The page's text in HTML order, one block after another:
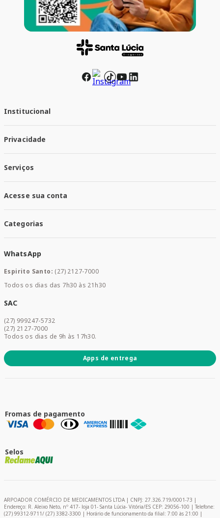
Institucional
Trabalhe conosco
Responsabilidade Social
Nossas Lojas
Privacidade
Política de Entrega
Trocas e Devoluções
Serviços
Santa Mais Exames
Santa Mais Serviços
Santa Mais Convenios
Acesse sua conta
Meus Pedidos
Categorias
Saúde e Bem-estar
Mamães e Bebê
Dermocosméticos
Promoções
WhatsApp
Espirito Santo: (27) 2127-7000
Todos os dias das 7h30 às 21h30
SAC
(27) 999247-5732
(27) 2127-7000
Todos os dias de 9h às 17h30.
Apps de entrega
Fromas de pagamento
Selos
ARPOADOR COMÉRCIO DE MEDICAMENTOS LTDA | CNPJ: 27.326.719/0001-73 |
Endereço: R. Aleixo Neto, nº 417- loja 01- Santa Lúcia- Vitória/ES CEP: 29056-100 | Telefone:
(27) 99312-9711/ (27) 3382-3300 | Horário de funcionamento da filial: 7:00 às 21:00 |